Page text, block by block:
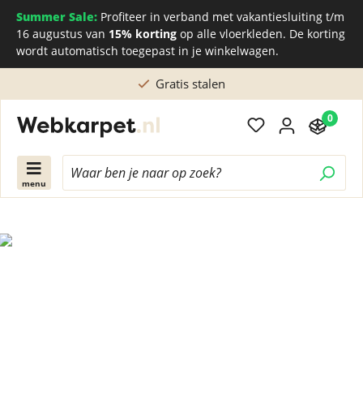
Summer Sale: Profiteer in verband met vakantiesluiting t/m
16 augustus van 15% korting op alle vloerkleden. De korting
wordt automatisch toegepast in je winkelwagen.
Gratis stalen
menu
0